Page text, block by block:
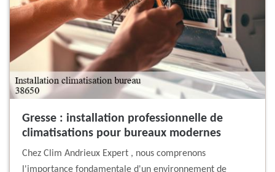
Gresse : installation professionnelle de
climatisations pour bureaux modernes
Chez Clim Andrieux Expert , nous comprenons
l'importance fondamentale d'un environnement de